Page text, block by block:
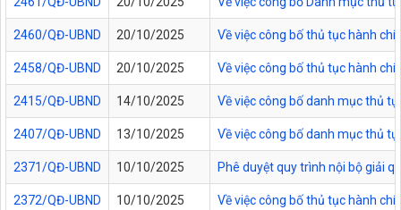
2460/QĐ-UBND 20/10/2025 Về việc công bố thủ tục hành
2458/QĐ-UBND 20/10/2025 Về việc công bố thủ tục hành
2415/QĐ-UBND 14/10/2025 Về việc công bố danh mục thủ
2407/QĐ-UBND 13/10/2025 Về việc công bố danh mục thủ
2371/QĐ-UBND 10/10/2025 Phê duyệt quy trình nội bộ giải
2372/QĐ-UBND 10/10/2025 Về việc công bố thủ tục hành